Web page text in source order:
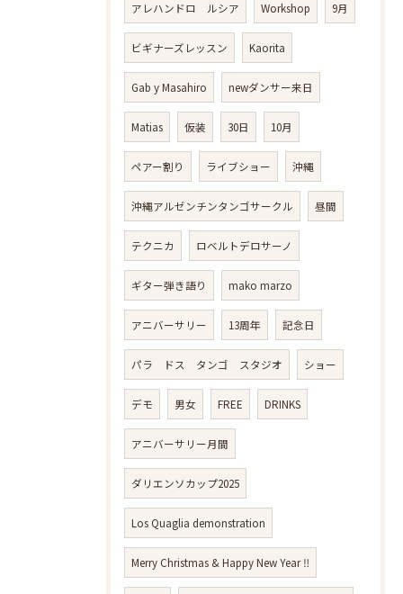
アレハンドロ ルシア Workshop 9月
ビギナーズレッスン Kaorita
Gab y Masahiro newダンサー来日
Matias 仮装 30日 10月
ペアー割り ライブショー 沖縄
沖縄アルゼンチンタンゴサークル 昼間
テクニカ ロベルトデロサーノ
ギター弾き語り mako marzo
アニバーサリー 13周年 記念日
パラ ドス タンゴ スタジオ ショー
デモ 男女 FREE DRINKS
アニバーサリー月間
ダリエンソカップ2025
Los Quaglia demonstration
Merry Christmas & Happy New Year ‼️